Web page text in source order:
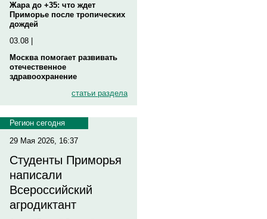
Жара до +35: что ждет
Приморье после тропических
дождей
03.08 |
Москва помогает развивать
отечественное
здравоохранение
статьи раздела
Регион сегодня
29 Мая 2026, 16:37
Студенты Приморья
написали
Всероссийский
агродиктант